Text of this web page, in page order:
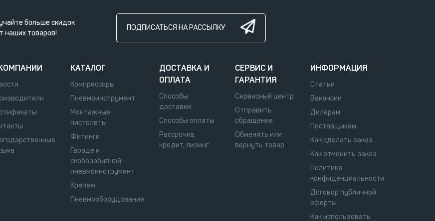
больше скидок
наших товаров!
ПОДПИСАТЬСЯ НА РАССЫЛКУ
КАТАЛОГ
Компрессоры
Пневмоинструмент
Монтажные
пистолеты
Фитинги
Гвозде и
скобозабивной
пневмоинструмент
Крепеж
Пневмооборудование
ДОСТАВКА И
ОПЛАТА
Способы
доставки
Способы оплаты
Рассрочка,
кредит, лизинг
СЕРВИС И
ГАРАНТИЯ
Сервисный центр
Отправить
обращение
Обменять или
вернуть товар
ИНФОРМАЦИЯ
Статьи
Вакансии
Дилерам
Поставщикам
Как сделать заказ
Как отменить заказ
Политика
конфиденциальности
Договор публичной
оферты
Как использовать